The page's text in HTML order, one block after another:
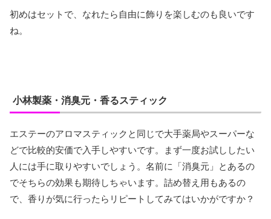
初めはセットで、なれたら自由に飾りを楽しむのも良いです
ね。
小林製薬・消臭元・香るスティック
エステーのアロマスティックと同じで大手薬局やスーパーな
どで比較的安価で入手しやすいです。まず一度お試ししたい
人には手に取りやすいでしょう。名前に「消臭元」とあるの
でそちらの効果も期待しちゃいます。詰め替え用もあるの
で、香りが気に行ったらリピートしてみてはいかがですか？